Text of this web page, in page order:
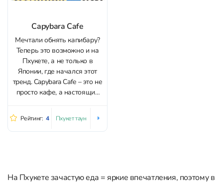
Capybara Cafe
Мечтали обнять капибару?
Теперь это возможно и на
Пхукете, а не только в
Японии, где начался этот
тренд. Capybara Cafe – это не
просто кафе, а настоящий
обитатели: тайские блюда,
милкшейки и авторские
Рейтинг: 4 Пхукет таун
На Пхукете зачастую еда = яркие впечатления, поэтому в